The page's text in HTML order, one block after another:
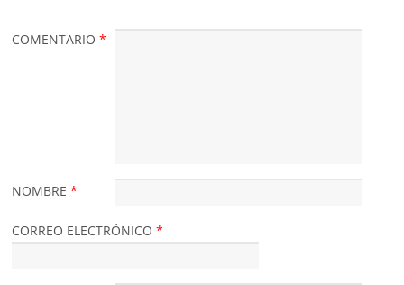
COMENTARIO*
NOMBRE*
CORREO ELECTRÓNICO*